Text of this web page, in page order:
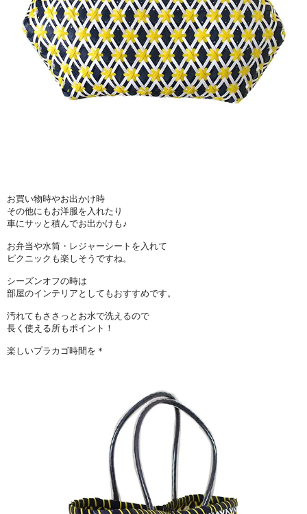
お買い物時やお出かけ時
その他にもお洋服を入れたり
車にサッと積んでお出かけも♪
お弁当や水筒・レジャーシートを入れて
ピクニックも楽しそうですね。
シーズンオフの時は
部屋のインテリアとしてもおすすめです。
汚れてもささっとお水で洗えるので
長く使える所もポイント！
楽しいプラカゴ時間を＊